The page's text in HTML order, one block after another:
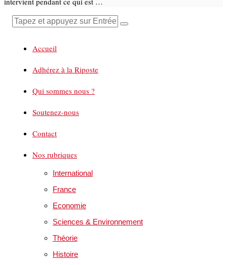
Accueil
Adhérez à la Riposte
Qui sommes nous ?
Soutenez-nous
Contact
Nos rubriques
International
France
Economie
Sciences & Environnement
Théorie
Histoire